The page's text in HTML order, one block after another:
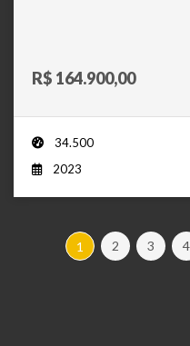
R$ 164.900,00
34.500
2023
1 2 3 4